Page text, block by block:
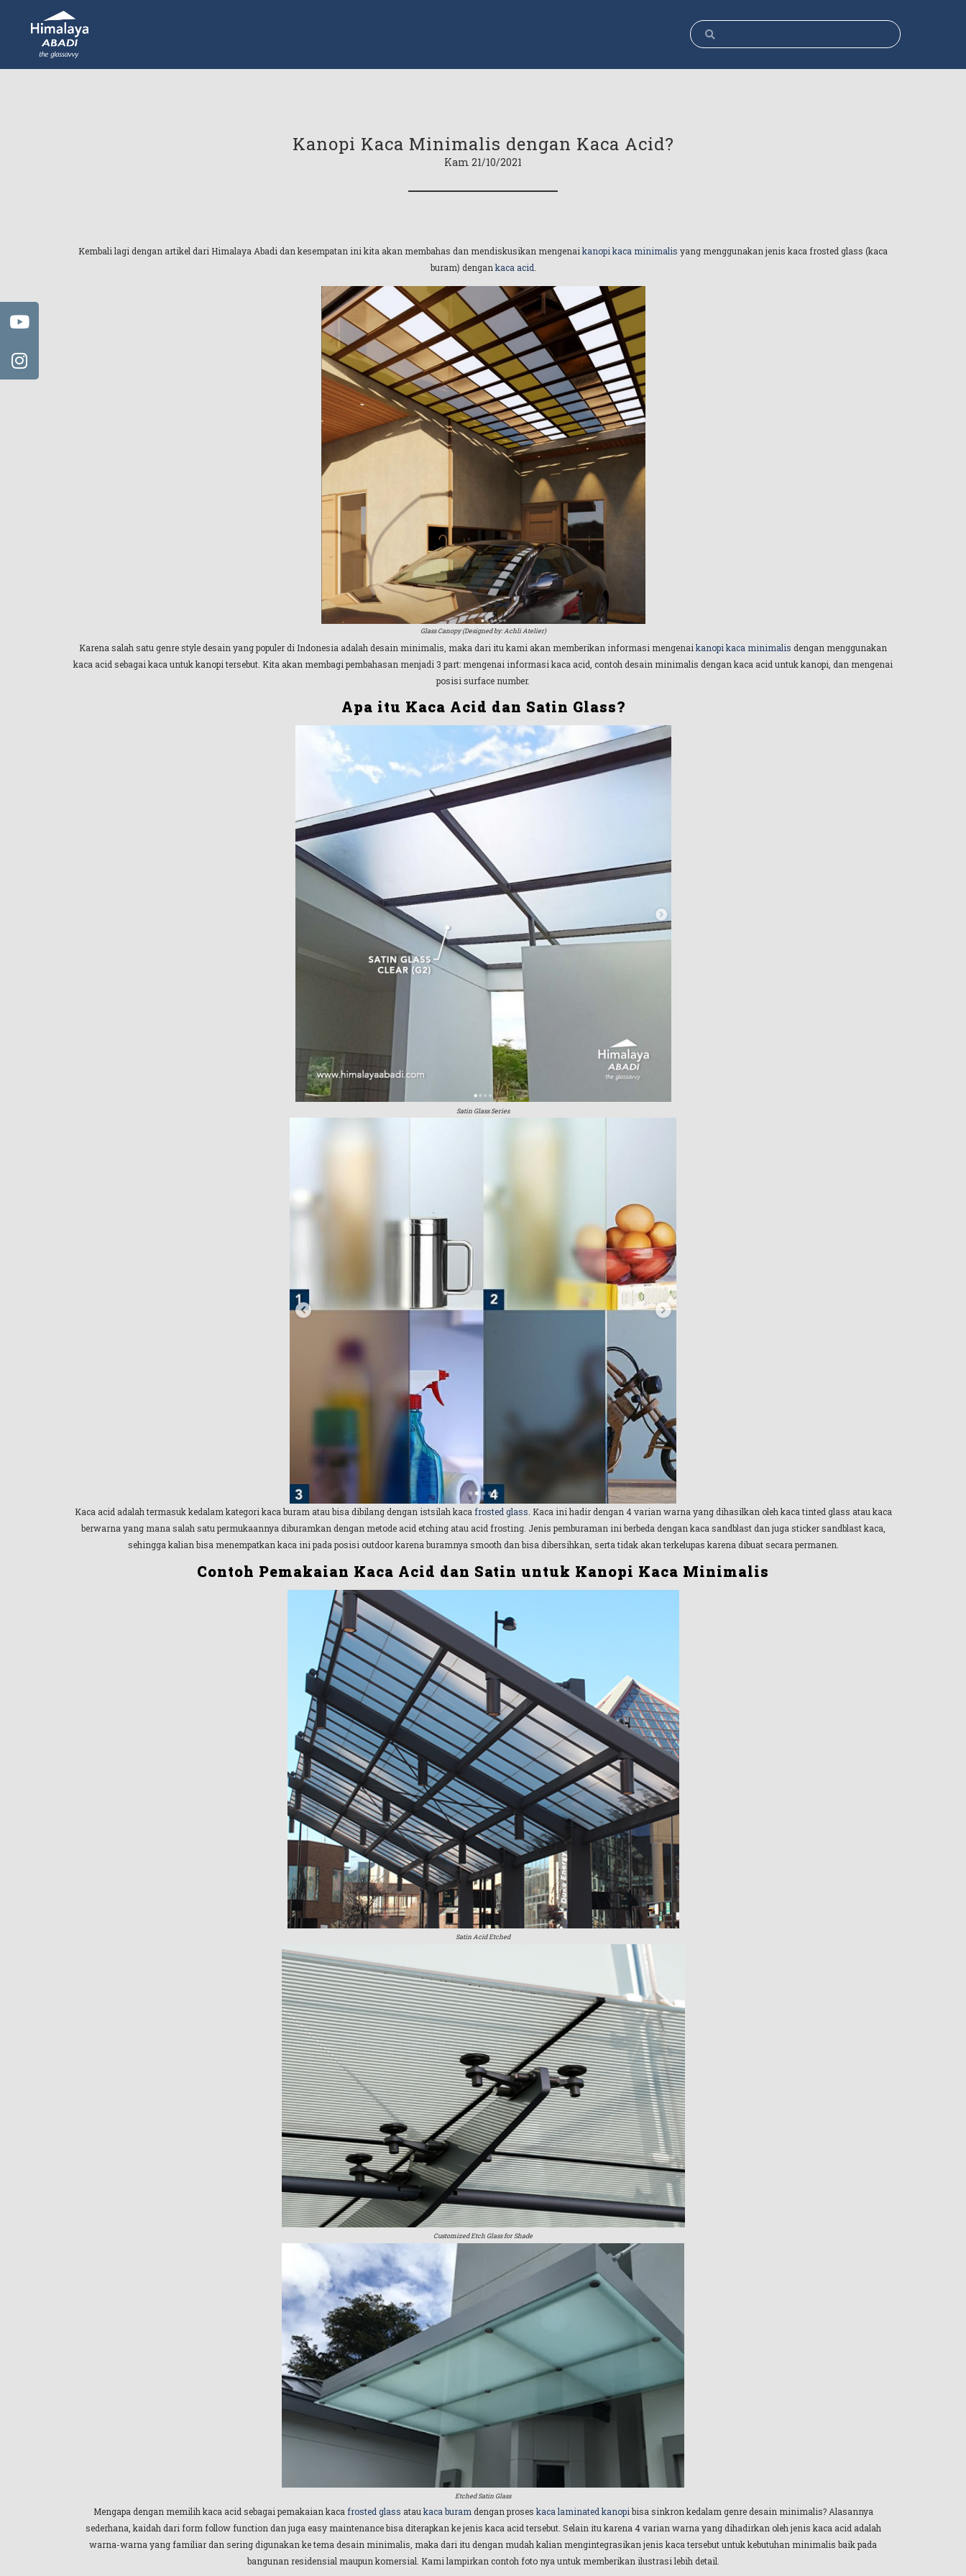
Kanopi Kaca Minimalis dengan Kaca Acid?
Kam 21/10/2021
Kembali lagi dengan artikel dari Himalaya Abadi dan kesempatan ini kita akan membahas dan mendiskusikan mengenai kanopi kaca minimalis yang menggunakan jenis kaca frosted glass (kaca
buram) dengan kaca acid
Glass Canopy (Designed by: Achli Atelier)
Karena salah satu genre style desain yang populer di Indonesia adalah desain minimalis, maka dari itu kami akan memberikan informasi mengenai kanopi kaca minimalis dengan menggunakan
kaca acid sebagai kaca untuk kanopi tersebut. Kita akan membagi pembahasan menjadi 3 part: mengenai informasi kaca acid, contoh desain minimalis dengan kaca acid untuk kanopi, dan mengenai
posisi surface number.
Apa itu Kaca Acid dan Satin Glass?
Satin Glass Series
Kaca acid adalah termasuk kedalam kategori kaca buram atau bisa dibilang dengan istsilah kacafrosted glass. Kaca ini hadir dengan 4 varian warna yang dihasilkan oleh kaca tinted glass atau kaca
berwarna yang mana salah satu permukaannya diburamkan dengan metode acid etching atau acid frosting. Jenis pemburaman ini berbeda dengan kaca sandblast dan juga sticker sandblast kaca,
sehingga kalian bisa menempatkan kaca ini pada posisi outdoor karena buramnya smooth dan bisa dibersihkan, serta tidak akan terkelupas karena dibuat secara permanen.
Contoh Pemakaian Kaca Acid dan Satin untuk Kanopi Kaca Minimalis
Satin Acid Etched
Customized Etch Glass for Shade
Etched Satin Glass
Mengapa dengan memilih kaca acid sebagai pemakaian kaca frosted glass atau kaca buram dengan proses kaca laminated kanopi bisa sinkron kedalam genre desain minimalis? Alasannya
sederhana, kaidah dari form follow function dan juga easy maintenance bisa diterapkan ke jenis kaca acid tersebut. Selain itu karena 4 varian warna yang dihadirkan oleh jenis kaca acid adalah
warna-warna yang familiar dan sering digunakan ke tema desain minimalis, maka dari itu dengan mudah kalian mengintegrasikan jenis kaca tersebut untuk kebutuhan minimalis baik pada
bangunan residensial maupun komersial. Kami lampirkan contoh foto nya untuk memberikan ilustrasi lebih detail.